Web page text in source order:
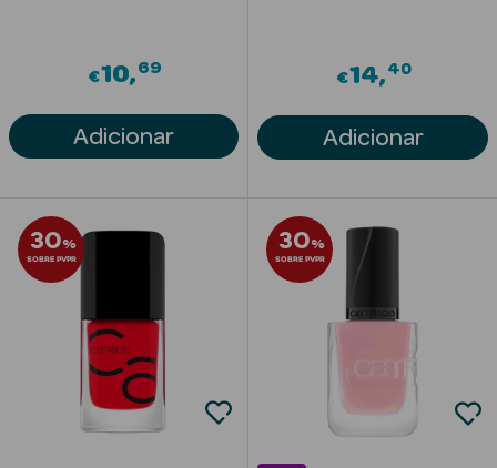
Solares
Faciais
Água Termal
Esfoliantes
Lábios
Coffrets
€10 69
Adicionar
€14 40
Adicionar
30%
SOBRE PVPR
30%
SOBRE PVPR